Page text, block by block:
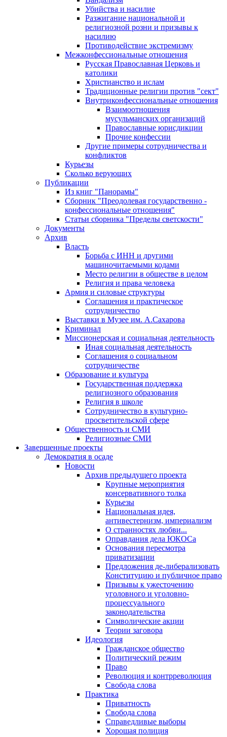
Убийства и насилие
Разжигание национальной и
религиозной розни и призывы к
насилию
Противодействие экстремизму
Межконфессиональные отношения
Русская Православная Церковь и
католики
Христианство и ислам
Традиционные религии против "сект"
Внутриконфессиональные отношения
Взаимоотношения
мусульманских организаций
Православные юрисдикции
Прочие конфессии
Другие примеры сотрудничества и
конфликтов
Курьезы
Сколько верующих
Публикации
Из книг "Панорамы"
Сборник "Преодолевая государственно -
конфессиональные отношения"
Статьи сборника "Пределы светскости"
Документы
Архив
Власть
Борьба с ИНН и другими
машиночитаемыми кодами
Место религии в обществе в целом
Религия и права человека
Армия и силовые структуры
Соглашения и практическое
сотрудничество
Выставки в Музее им. А.Сахарова
Криминал
Миссионерская и социальная деятельность
Иная социальная деятельность
Соглашения о социальном
сотрудничестве
Образование и культура
Государственная поддержка
религиозного образования
Религия в школе
Сотрудничество в культурно-
просветительской сфере
Общественность и СМИ
Религиозные СМИ
Завершенные проекты
Демократия в осаде
Новости
Архив предыдущего проекта
Крупные мероприятия
консервативного толка
Курьезы
Национальная идея,
антивестернизм, империализм
О странностях любви...
Оправдания дела ЮКОСа
Основания пересмотра
приватизации
Предложения де-либерализовать
Конституцию и публичное право
Призывы к ужесточению
уголовного и уголовно-
процессуального
законодательства
Символические акции
Теории заговора
Идеология
Гражданское общество
Политический режим
Право
Революция и контрреволюция
Свобода слова
Практика
Приватность
Свобода слова
Справедливые выборы
Хорошая полиция